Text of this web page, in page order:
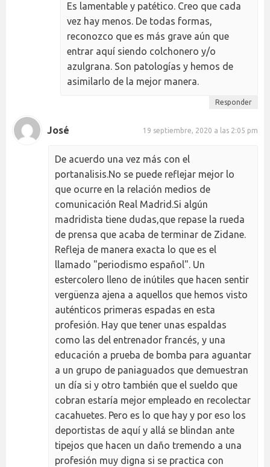
Es lamentable y patético. Creo que cada
vez hay menos. De todas formas,
reconozco que es más grave aún que
entrar aquí siendo colchonero y/o
azulgrana. Son patologías y hemos de
asimilarlo de la mejor manera.
Responder
José 19 septiembre, 2020 a las 2:05 pm
De acuerdo una vez más con el
portanalisis.No se puede reflejar mejor lo
que ocurre en la relación medios de
comunicación Real Madrid.Si algún
madridista tiene dudas,que repase la rueda
de prensa que acaba de terminar de Zidane.
Refleja de manera exacta lo que es el
llamado "periodismo español". Un
estercolero lleno de inútiles que hacen sentir
vergüenza ajena a aquellos que hemos visto
auténticos primeras espadas en esta
profesión. Hay que tener unas espaldas
como las del entrenador francés, y una
educación a prueba de bomba para aguantar
a un grupo de paniaguados que demuestran
un día si y otro también que el sueldo que
cobran estaría mejor empleado en recolectar
cacahuetes. Pero es lo que hay y por eso los
deportistas de aquí y allá se blindan ante
tipejos que hacen un daño tremendo a una
profesión muy digna si se practica con